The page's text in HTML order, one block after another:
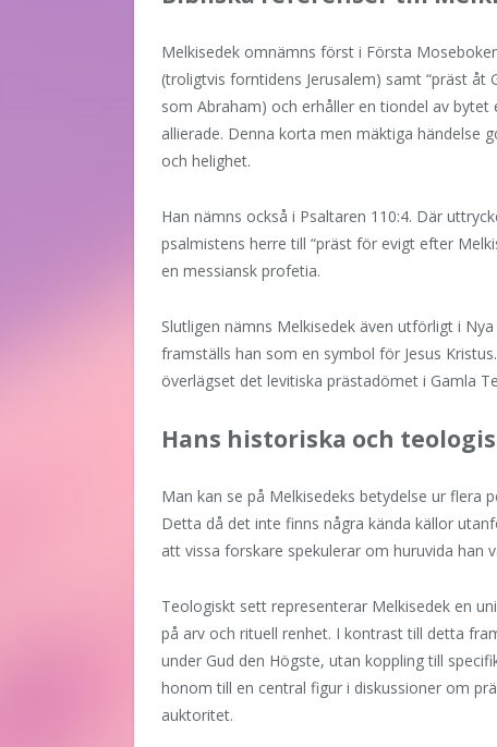
Melkisedek omnämns först i Första
(troligtvis forntidens Jerusalem) samt “präst åt
som Abraham) och erhåller en tiondel av
allierade. Denna korta men mäktiga händelse
och helighet.
Han nämns också i Psaltaren 110:4. Där
psalmistens herre till “präst för evigt efter
en messiansk profetia.
Slutligen nämns Melkisedek även utförligt i
framställs han som en symbol för Jesus
överlägset det levitiska prästadömet i Gamla
Hans historiska och
Man kan se på Melkisedeks betydelse ur flera
Detta då det inte finns några kända källor
att vissa forskare spekulerar om huruvida han
Teologiskt sett representerar Melkisedek en
på arv och rituell renhet. I kontrast till detta
under Gud den Högste, utan koppling till
honom till en central figur i diskussioner om
auktoritet.